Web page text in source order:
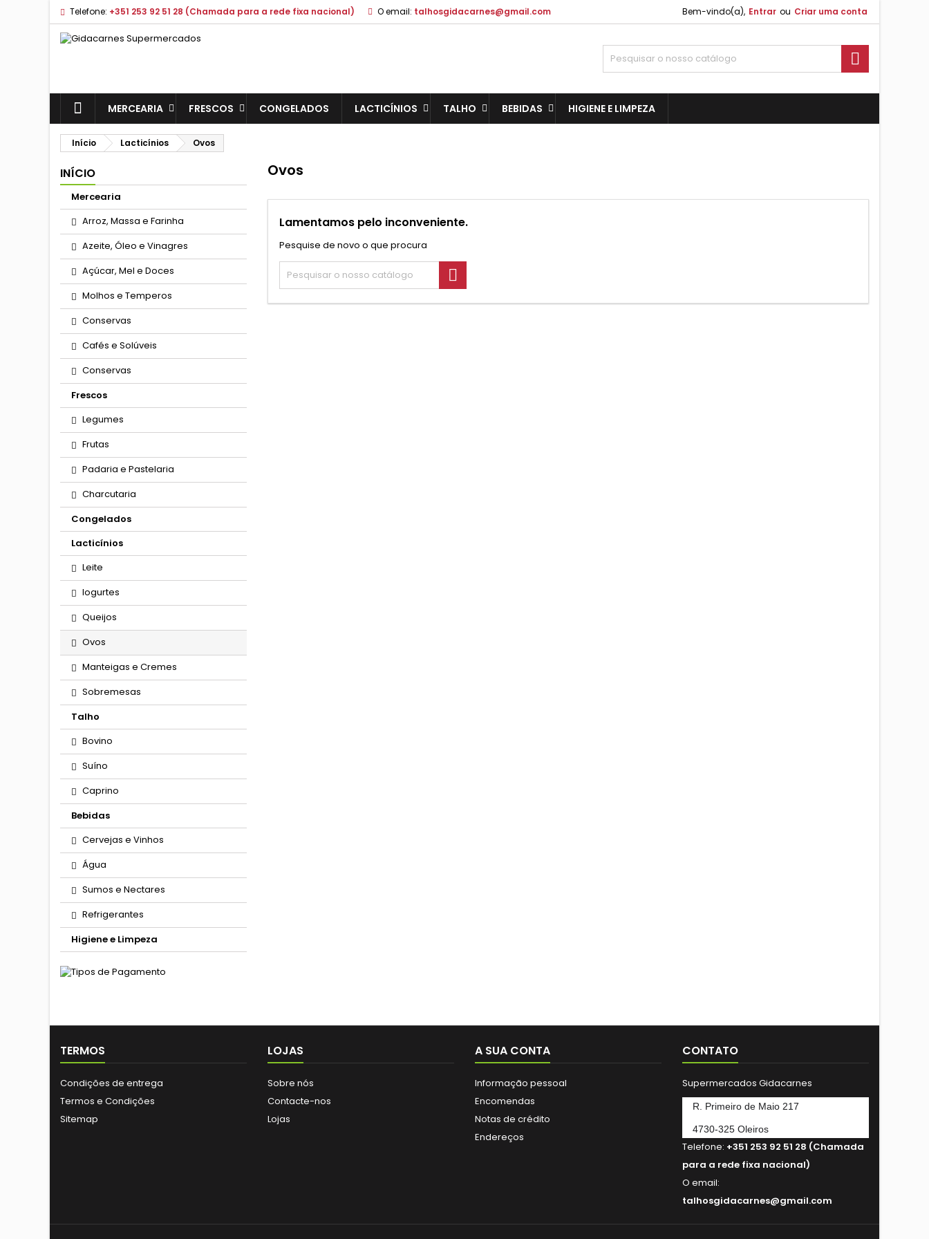
Telefone: +351 253 92 51 28 (Chamada para a rede fixa nacional) O email: talhosgidacarnes@gmail.com Bem-vindo(a), Entrar ou Criar uma conta

MERCEARIA FRESCOS CONGELADOS LACTICÍNIOS TALHO BEBIDAS HIGIENE E LIMPEZA
Início Lacticínios Ovos
INÍCIO
Mercearia
Arroz, Massa e Farinha
Azeite, Óleo e Vinagres
Açúcar, Mel e Doces
Molhos e Temperos
Conservas
Cafés e Solúveis
Conservas
Frescos
Legumes
Frutas
Padaria e Pastelaria
Charcutaria
Congelados
Lacticínios
Leite
Iogurtes
Queijos
Ovos
Manteigas e Cremes
Sobremesas
Talho
Bovino
Suíno
Caprino
Bebidas
Cervejas e Vinhos
Água
Sumos e Nectares
Refrigerantes
Higiene e Limpeza
Ovos
Lamentamos pelo inconveniente.
Pesquise de novo o que procura

TERMOS
Condições de entrega
Termos e Condições
Sitemap
LOJAS
Sobre nós
Contacte-nos
Lojas
A SUA CONTA
Informação pessoal
Encomendas
Notas de crédito
Endereços
CONTATO
Supermercados Gidacarnes
R. Primeiro de Maio 217
4730-325 Oleiros
Telefone: +351 253 92 51 28 (Chamada
para a rede fixa nacional)
O email:
talhosgidacarnes@gmail.com